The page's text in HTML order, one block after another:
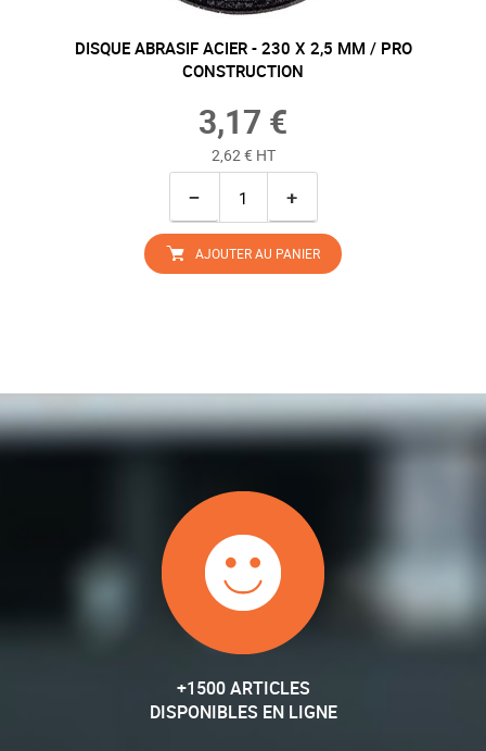
DISQUE ABRASIF ACIER - 230 X 2,5 MM / PRO
CONSTRUCTION
3,17 €
2,62 € HT
− +
AJOUTER AU PANIER
+1500 ARTICLES
DISPONIBLES EN LIGNE